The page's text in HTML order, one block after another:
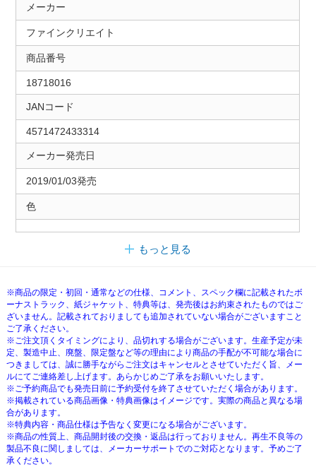
メーカー
ファインクリエイト
商品番号
18718016
JANコード
4571472433314
メーカー発売日
2019/01/03発売
色
もっと見る
※商品の限定・初回・通常などの仕様、コメント、スペック欄に記載されたボ
ーナストラック、紙ジャケット、特典等は、発売後はお約束されたものではご
ざいません。記載されておりましても追加されていない場合がございますこと
ご了承ください。
※ご注文頂くタイミングにより、品切れする場合がございます。生産予定が未
定、製造中止、廃盤、限定盤など等の理由により商品の手配が不可能な場合に
つきましては、誠に勝手ながらご注文はキャンセルとさせていただく旨、メー
ルにてご連絡差し上げます。あらかじめご了承をお願いいたします。
※ご予約商品でも発売日前に予約受付を終了させていただく場合があります。
※掲載されている商品画像・特典画像はイメージです。実際の商品と異なる場
合があります。
※特典内容・商品仕様は予告なく変更になる場合がございます。
※商品の性質上、商品開封後の交換・返品は行っておりません。再生不良等の
製品不良に関しましては、メーカーサポートでのご対応となります。予めご了
承ください。